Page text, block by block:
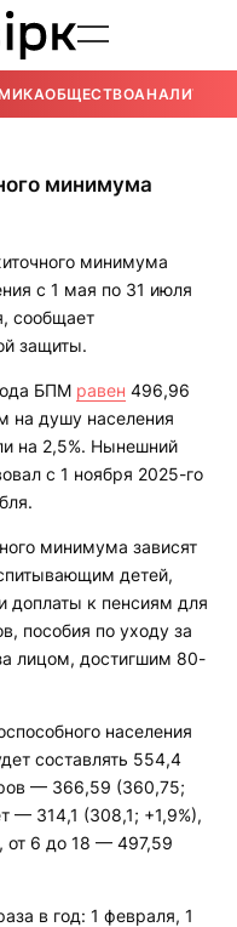
ОБЩЕСТВОАНАЛИТИКА
минимума
минимума
с 1 мая по 31 июля
сообщает
защиты.
БПМ равен 496,96
на душу населения
на 2,5%. Нынешний
с 1 ноября 2025-го
минимума зависят
детей,
доплаты к пенсиям для
пособия по уходу за
лицом, достигшим 80-
населения
составлять 554,4
— 366,59 (360,75;
— 314,1 (308,1; +1,9%),
от 6 до 18 — 497,59
в год: 1 февраля, 1